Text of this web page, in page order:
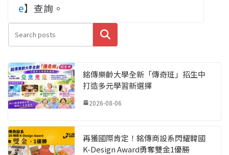
e】查詢。
搜尋
銘傳樂齡大學全新「傳奇班」招生中
打造多元學習新選擇
2026-08-06
再獲國際肯定！銘傳商設系閃耀韓國
K-Design Award勇奪雙金1優勝